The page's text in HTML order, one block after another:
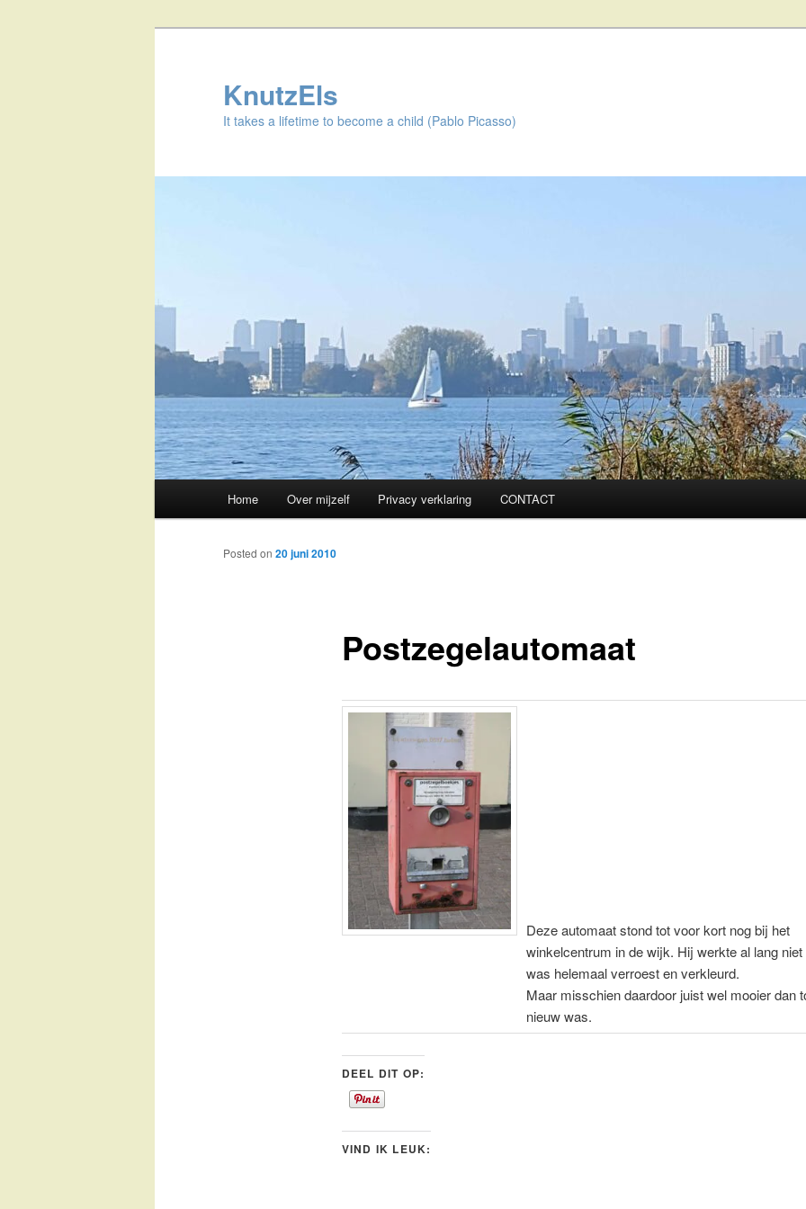
KnutzEls
It takes a lifetime to become a child (Pablo Picasso)
Skip
to
Home Over mijzelf Privacy verklaring CONTACT
Postzegelautomaat
Posted on 20 juni 2010
Deze automaat stond tot voor kort nog bij het
winkelcentrum in de wijk. Hij werkte al lang niet
was helemaal verroest en verkleurd.
Maar misschien daardoor juist wel mooier dan
nieuw was.
DEEL DIT OP:
VIND IK LEUK: